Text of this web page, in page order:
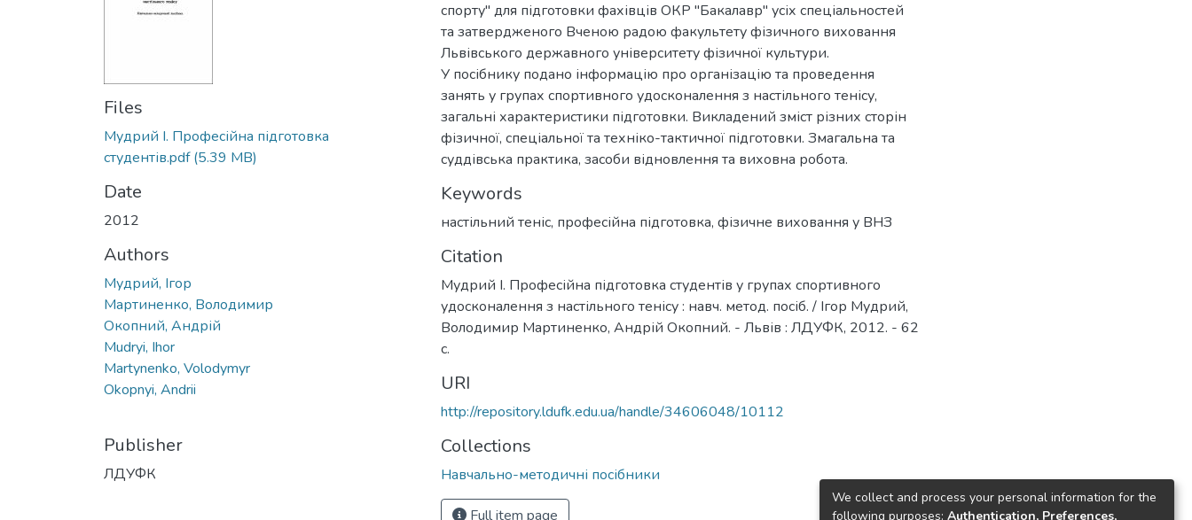
Files
Мудрий І. Професійна підготовка
студентів.pdf(5.39 MB)
Date
2012
Authors
Мудрий, Ігор
Мартиненко, Володимир
Окопний, Андрій
Mudryi, Ihor
Martynenko, Volodymyr
Okopnyi, Andrii
Publisher
ЛДУФК
спорту" для підготовки фахівців ОКР "Бакалавр" усіх спеціальностей
та затвердженого Вченою радою факультету фізичного виховання
Львівського державного університету фізичної культури.
У посібнику подано інформацію про організацію та проведення
занять у групах спортивного удосконалення з настільного тенісу,
загальні характеристики підготовки. Викладений зміст різних сторін
фізичної, спеціальної та техніко-тактичної підготовки. Змагальна та
суддівська практика, засоби відновлення та виховна робота.
Keywords
настільний теніс, професійна підготовка, фізичне виховання у ВНЗ
Citation
Мудрий І. Професійна підготовка студентів у групах спортивного
удосконалення з настільного тенісу : навч. метод. посіб. / Ігор Мудрий,
Володимир Мартиненко, Андрій Окопний. - Львів : ЛДУФК, 2012. - 62
с.
URI
http://repository.ldufk.edu.ua/handle/34606048/10112
Collections
Навчально-методичні посібники
Full item page
We collect and process your personal information for the
following purposes: Authentication, Preferences,